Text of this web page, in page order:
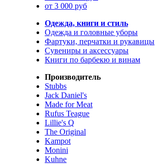
от 3 000 руб
Одежда, книги и стиль
Одежда и головные уборы
Фартуки, перчатки и рукавицы
Сувениры и аксессуары
Книги по барбекю и винам
Производитель
Stubbs
Jack Daniel's
Made for Meat
Rufus Teague
Lillie's Q
The Original
Kampot
Monini
Kuhne